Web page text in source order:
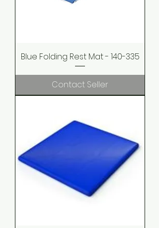
Blue Folding Rest Mat - 140-335
Contact Seller